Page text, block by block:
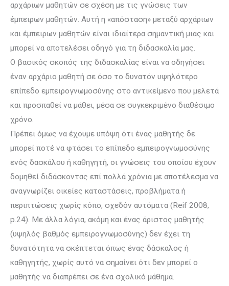
αρχάριων μαθητών σε σχέση με τις γνώσεις των
έμπειρων μαθητών. Αυτή η «απόσταση» μεταξύ αρχάριων
και έμπειρων μαθητών είναι ιδιαίτερα σημα­ντι­κή μιας και
μπορεί να αποτελέσει οδηγό για τη διδασκαλία μας.
Ο βασικός σκοπός της διδα­σκαλίας είναι να οδηγήσει
έναν αρχάριο μαθητή σε όσο το δυνατόν υψη­λότερο
επίπεδο εμπειρογνωμοσύνης στο αντικείμενο που μελετά
και προ­σπα­θεί να μάθει, μέσα σε συγκεκριμένο διαθέσιμο
χρόνο.
Πρέπει όμως να έχουμε υπόψη ότι ένας μαθητής δε
μπορεί ποτέ να φτάσει το επίπεδο εμπειρογνωμοσύνης
ενός δασκάλου ή καθηγητή, οι γνώσεις του οποίου έχουν
δομηθεί διδάσκοντας επί πολλά χρόνια με αποτέλεσμα να
αναγνωρίζει οικείες καταστάσεις, προβλήματα ή
περιπτώσεις χωρίς κόπο, σχεδόν αυτόματα (Reif 2008,
p.24). Με άλλα λόγια, ακόμη και ένας άριστος μαθητής
(υψηλός βαθμός εμπειρογνωμοσύνης) δεν έχει τη
δυνατότητα να σκέπτεται όπως ένας δάσκαλος ή
καθηγητής, χωρίς αυτό να σημαίνει ότι δεν μπορεί ο
μαθητής να διαπρέπει σε ένα σχολικό μάθημα.